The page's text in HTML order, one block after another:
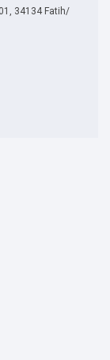
34134 Fatih/